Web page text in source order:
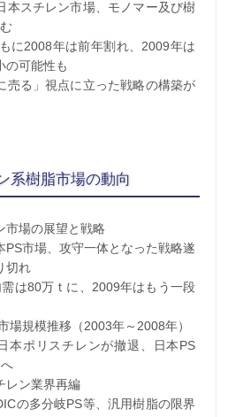
本スチレン市場、モノマー及び樹
に2008年は前年割れ、2009年は
の可能性も
売る」視点に立った戦略の構築が
系樹脂市場の動向
市場の展望と戦略
市場、攻守一体となった戦略遂
切れ
80万ｔに、2009年はもう一段
規模推移（2003年～2008年）
ポリスチレンが撤退、日本PS
ン業界再編
多分岐PS等、汎用樹脂の限界